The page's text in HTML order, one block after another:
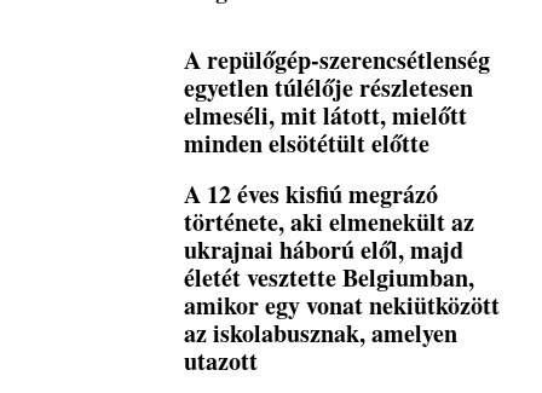
A repülőgép-szerencsétlenség
egyetlen túlélője részletesen
elmeséli, mit látott, mielőtt
minden elsötétült előtte
A 12 éves kisfiú megrázó
története, aki elmenekült az
ukrajnai háború elől, majd
életét vesztette Belgiumban,
amikor egy vonat nekiütközött
az iskolabusznak, amelyen
utazott